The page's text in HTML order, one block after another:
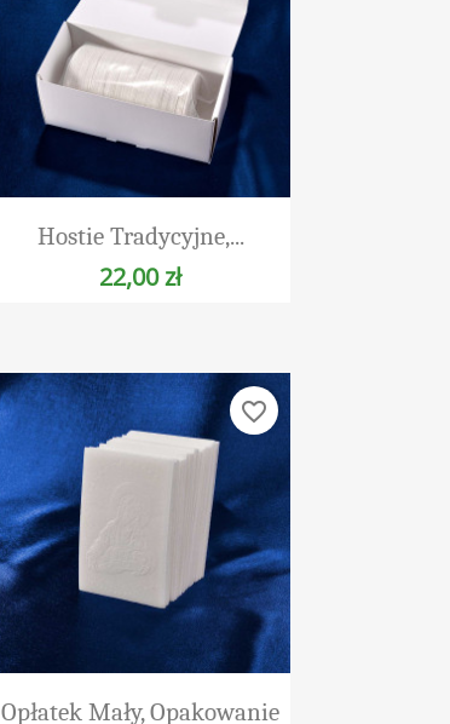
Szybki podgląd
Hostie Tradycyjne,...
22,00 zł
 Szybki podgląd
Opłatek Mały, Opakowanie
favorite_border